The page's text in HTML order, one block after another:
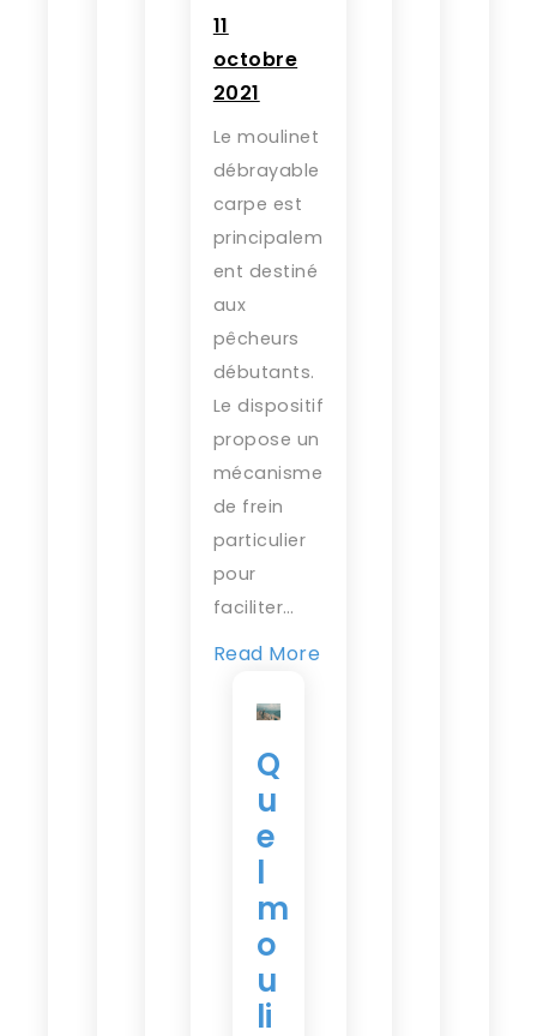
11
octobre
2021
Le moulinet
débrayable
carpe est
principalem
ent destiné
aux
pêcheurs
débutants.
Le dispositif
propose un
mécanisme
de frein
particulier
pour
faciliter…
Read More
Q
u
e
l
m
o
u
li